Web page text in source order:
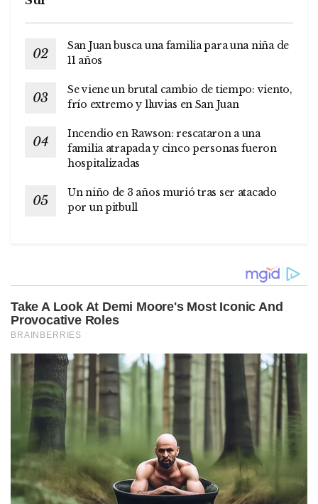
San Juan busca una familia para una niña de
11 años
Se viene un brutal cambio de tiempo: viento,
frío extremo y lluvias en San Juan
Incendio en Rawson: rescataron a una
familia atrapada y cinco personas fueron
hospitalizadas
Un niño de 3 años murió tras ser atacado
por un pitbull